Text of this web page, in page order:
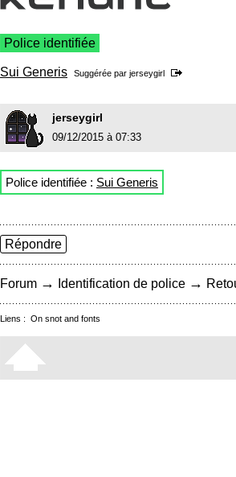
Police identifiée
Sui Generis Suggérée par jerseygirl
jerseygirl
09/12/2015 à 07:33
Police identifiée : Sui Generis
Répondre
Forum → Identification de police →
Liens : On snot and fonts